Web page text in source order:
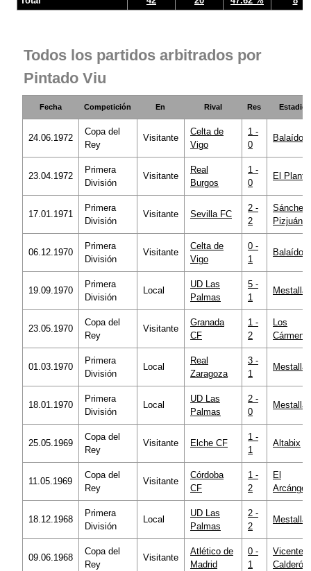
Todos los partidos arbitrados por
Pintado Viu
Fecha Competición En Rival Res Estadio
24.06.1972
Copa del
Rey
Visitante
Celta de
Vigo
1 -
0
Balaídos
23.04.1972
Primera
División
Visitante
Real
Burgos
1 -
0
El
17.01.1971
Primera
División
Visitante Sevilla FC
2 -
2
Sánchez
Pizjuán
06.12.1970
Primera
División
Visitante
Celta de
Vigo
0 -
1
Balaídos
19.09.1970
Primera
División
Local
UD Las
Palmas
5 -
1
Mestalla
23.05.1970
Copa del
Rey
Visitante
Granada
CF
1 -
2
Los
01.03.1970
Primera
División
Local
Real
Zaragoza
3 -
1
Mestalla
18.01.1970
Primera
División
Local
UD Las
Palmas
2 -
0
Mestalla
25.05.1969
Copa del
Rey
Visitante Elche CF
1 -
1
Altabix
11.05.1969
Copa del
Rey
Visitante
Córdoba
CF
1 -
2
El
Arcángel
18.12.1968
Primera
División
Local
UD Las
Palmas
2 -
2
Mestalla
09.06.1968
Copa del
Rey
Visitante
Atlético de
Madrid
0 -
1
Vicente
Calderón